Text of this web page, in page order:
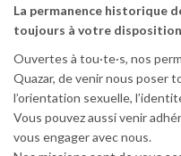
La permanence historique
toujours à votre
Ouvertes à tou·te·s, nos
Quazar, de venir nous poser
l’orientation sexuelle,
Vous pouvez aussi venir
vous engager avec nous.